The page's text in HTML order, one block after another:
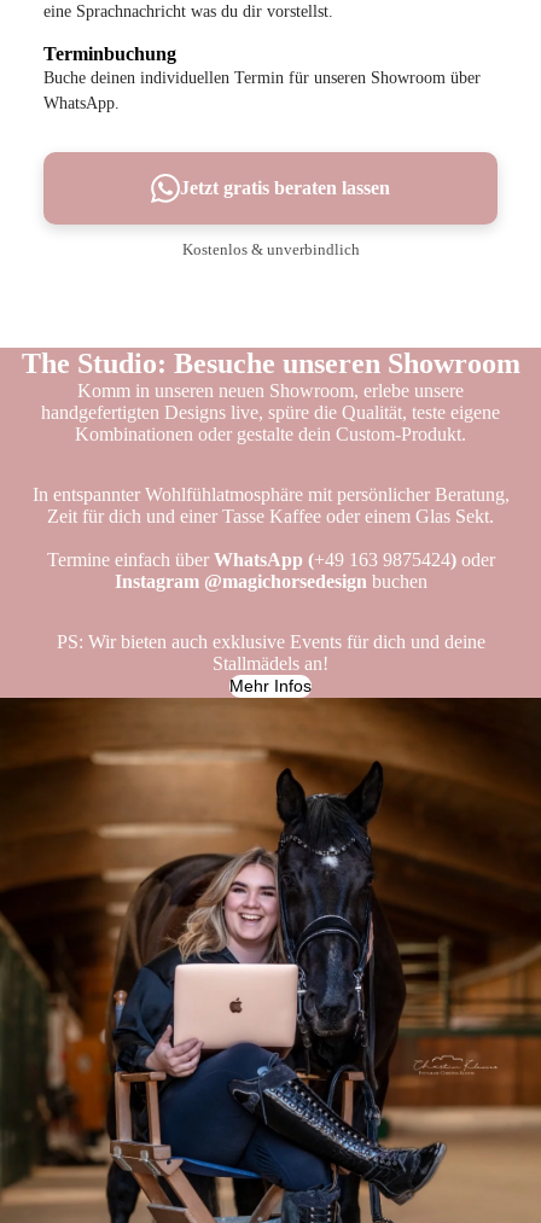
eine Sprachnachricht was du dir vorstellst.
Terminbuchung
Buche deinen individuellen Termin für unseren Showroom über
WhatsApp.
Jetzt gratis beraten lassen
Kostenlos & unverbindlich
The Studio: Besuche unseren Showroom
Komm in unseren neuen Showroom, erlebe unsere
handgefertigten Designs live, spüre die Qualität, teste eigene
Kombinationen oder gestalte dein Custom-Produkt.
In entspannter Wohlfühlatmosphäre mit persönlicher Beratung,
Zeit für dich und einer Tasse Kaffee oder einem Glas Sekt.
Termine einfach über WhatsApp (+49 163 9875424)oder
Instagram @magichorsedesign buchen
PS: Wir bieten auch exklusive Events für dich und deine
Stallmädels an!
Mehr Infos